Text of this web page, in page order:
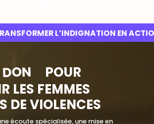
L’INDIGNATION EN ACTION
DON
POUR
LES FEMMES
DE VIOLENCES
écoute spécialisée, une mise en